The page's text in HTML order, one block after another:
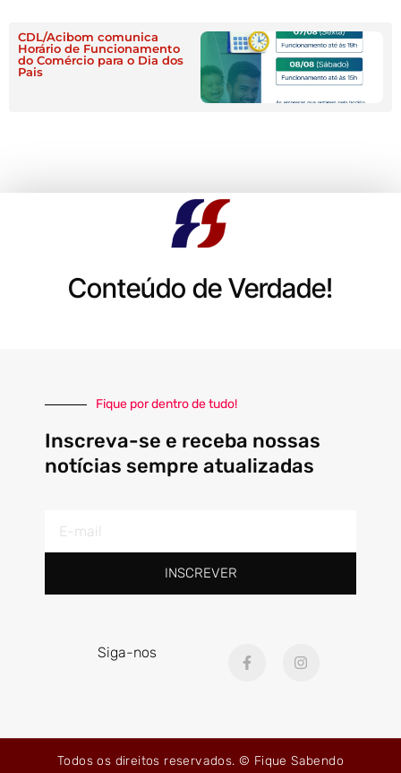
CDL/Acibom comunica
Horário de Funcionamento
do Comércio para o Dia dos
Pais
Conteúdo de Verdade!
Fique por dentro de tudo!
Inscreva-se e receba nossas
notícias sempre atualizadas
INSCREVER
Siga-nos
a
o
-
n
r
m
Todos os direitos reservados. © Fique Sabendo